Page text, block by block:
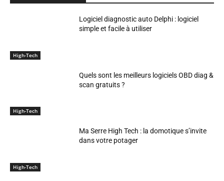
High-Tech
Logiciel diagnostic auto Delphi : logiciel
simple et facile à utiliser
High-Tech
Quels sont les meilleurs logiciels OBD diag &
scan gratuits ?
High-Tech
Ma Serre High Tech : la domotique s’invite
dans votre potager